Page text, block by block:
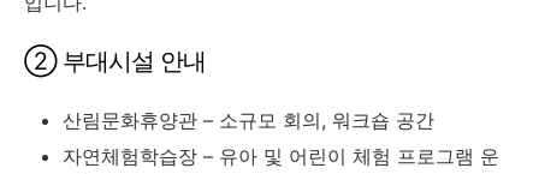
② 부대시설 안내
산림문화휴양관 – 소규모 회의, 워크숍 공간
자연체험학습장 – 유아 및 어린이 체험 프로그램 운